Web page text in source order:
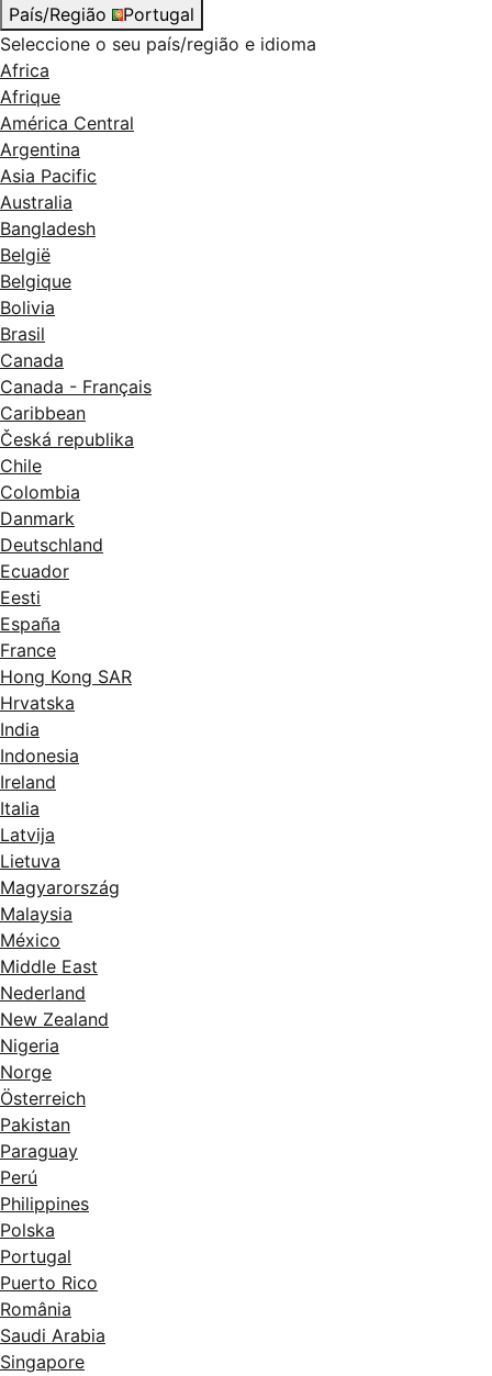
País/Região
Portugal
Seleccione o seu país/região e idioma
Africa
Afrique
América Central
Argentina
Asia Pacific
Australia
Bangladesh
België
Belgique
Bolivia
Brasil
Canada
Canada - Français
Caribbean
Česká republika
Chile
Colombia
Danmark
Deutschland
Ecuador
Eesti
España
France
Hong Kong SAR
Hrvatska
India
Indonesia
Ireland
Italia
Latvija
Lietuva
Magyarország
Malaysia
México
Middle East
Nederland
New Zealand
Nigeria
Norge
Österreich
Pakistan
Paraguay
Perú
Philippines
Polska
Portugal
Puerto Rico
România
Saudi Arabia
Singapore